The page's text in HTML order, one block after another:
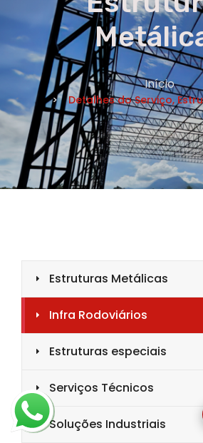
E-MAIL *
TELEFONE *
CIDADE *
MENSAGEM *
Solicitar Orçamento